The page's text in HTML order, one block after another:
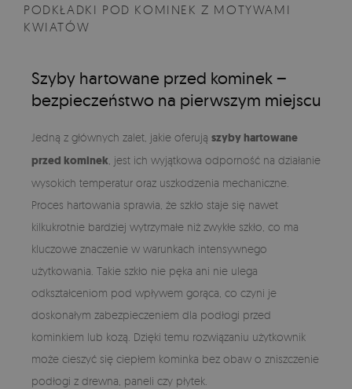
PODKŁADKI POD KOMINEK Z MOTYWAMI
KWIATÓW
Szyby hartowane przed kominek –
bezpieczeństwo na pierwszym miejscu
Jedną z głównych zalet, jakie oferują szyby hartowane
przed kominek , jest ich wyjątkowa odporność na działanie
wysokich temperatur oraz uszkodzenia mechaniczne.
Proces hartowania sprawia, że szkło staje się nawet
kilkukrotnie bardziej wytrzymałe niż zwykłe szkło, co ma
kluczowe znaczenie w warunkach intensywnego
użytkowania. Takie szkło nie pęka ani nie ulega
odkształceniom pod wpływem gorąca, co czyni je
doskonałym zabezpieczeniem dla podłogi przed
kominkiem lub kozą. Dzięki temu rozwiązaniu użytkownik
może cieszyć się ciepłem kominka bez obaw o zniszczenie
podłogi z drewna, paneli czy płytek.